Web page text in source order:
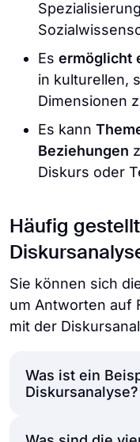
Es ermöglicht
in kulturellen,
Dimensionen
Es kann
Beziehungen
Diskurs oder
Häufig
Sie können sich
um Antworten auf
mit der
Was ist ein
Diskursanalyse?